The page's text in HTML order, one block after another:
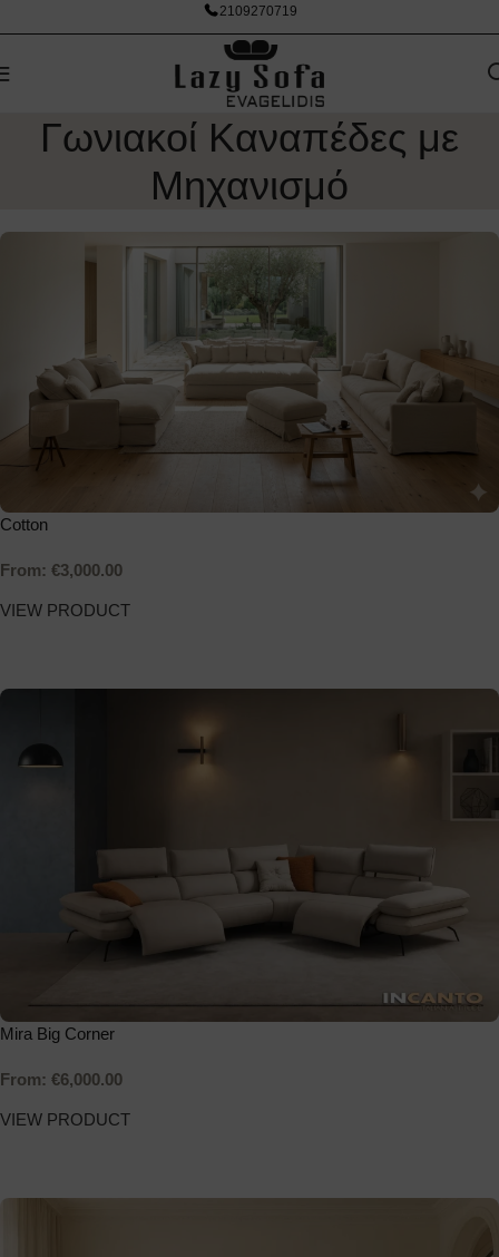
2109270719
Γωνιακοί Καναπέδες με
Μηχανισμό
Cotton
From: €3,000.00
VIEW PRODUCT
Mira Big Corner
From: €6,000.00
VIEW PRODUCT